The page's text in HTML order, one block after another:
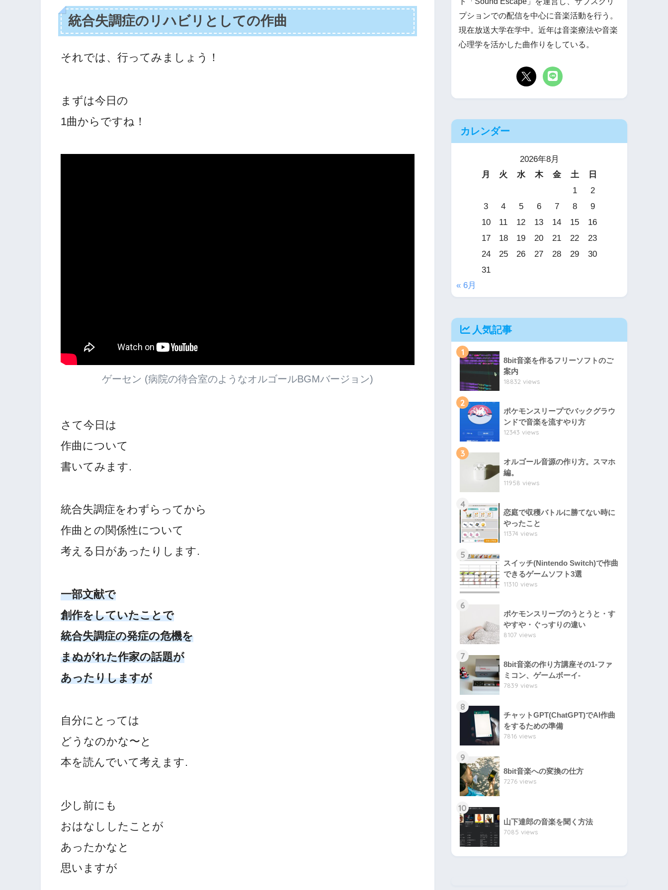
統合失調症のリハビリとしての作曲
それでは、行ってみましょう！
まずは今日の
1曲からですね！
ゲーセン (病院の待合室のようなオルゴールBGMバージョン)
さて今日は
作曲について
書いてみます.
統合失調症をわずらってから
作曲との関係性について
考える日があったりします.
一部文献で
創作をしていたことで
統合失調症の発症の危機を
まぬがれた作家の話題が
あったりしますが
自分にとっては
どうなのかな〜と
本を読んでいて考えます.
少し前にも
おはなししたことが
あったかなと
思いますが
プションでの配信を中心に音楽活動を行う。
現在放送大学在学中。近年は音楽療法や音楽
心理学を活かした曲作りをしている。
カレンダー
2026年8月
月
火 水 木 金 土
日
1
2
3
4 5 6 7 8
9
10
11 12 13 14 15
16
17
18 19 20 21 22
23
24
25 26 27 28 29
30
31
« 6月
人気記事
1
8bit音楽を作るフリーソフトのご
案内
18832 views
2
ポケモンスリープでバックグラウ
ンドで音楽を流すやり方
12343 views
3
オルゴール音源の作り方。スマホ
編。
11958 views
4
恋庭で収穫バトルに勝てない時に
やったこと
11374 views
5
スイッチ(Nintendo Switch)で作曲
できるゲームソフト3選
11310 views
6
ポケモンスリープのうとうと・す
やすや・ぐっすりの違い
8107 views
7
8bit音楽の作り方講座その1-ファ
ミコン、ゲームボーイ-
7839 views
8
チャットGPT(ChatGPT)でAI作曲
をするための準備
7816 views
9
8bit音楽への変換の仕方
7276 views
10
山下達郎の音楽を聞く方法
7085 views